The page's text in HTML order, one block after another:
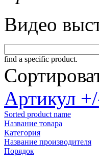
Видео
find a specific product.
Артикул
Sorted product name
Название товара
Категория
Название производителя
Порядок